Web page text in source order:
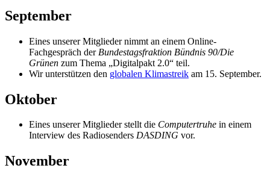
September
Eines unserer Mitglieder nimmt an einem Online-
Fachgespräch der Bundestagsfraktion Bündnis 90/Die
Grünen zum Thema „Digitalpakt 2.0“ teil.
Wir unterstützen den globalen Klimastreik am 15. September.
Oktober
Eines unserer Mitglieder stellt die Computertruhe in einem
Interview des Radiosenders DASDING vor.
November